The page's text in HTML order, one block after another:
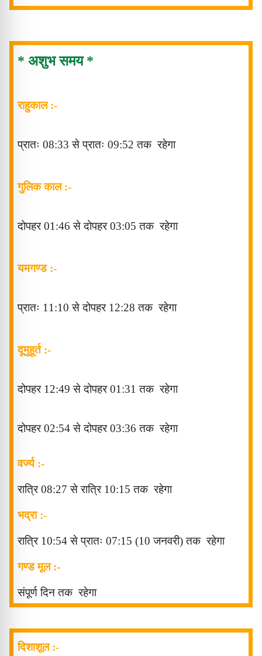
* अशुभ समय *
राहुकाल :-
प्रातः 08:33सेप्रातः 09:52तक रहेगा
गुलिक काल :-
दोपहर01 :46सेदोपहर03:05 तक रहेगा
यमगण्ड :-
प्रातः 11 :10सेदोपहर 12:28तक रहेगा
दूमुहूर्त:-
दोपहर12:49से दोपहर01 :31तक रहेगा
दोपहर02:54सेदोपहर 03:36तक रहेगा
वर्ज्य :-
रात्रि 08:27सेरात्रि 10:15तक रहेगा
भद्रा :-
रात्रि 10:54सेप्रातः 07:15 (10 जनवरी)तक रहेगा
गण्ड मूल :-
संपूर्ण दिनतक रहेगा
दिशाशूल :-